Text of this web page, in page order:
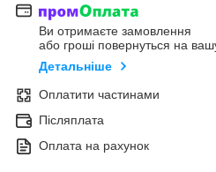
Ви отримаєте замовлення
або гроші повернуться на
Детальніше
Оплатити частинами
Післяплата
Оплата на рахунок